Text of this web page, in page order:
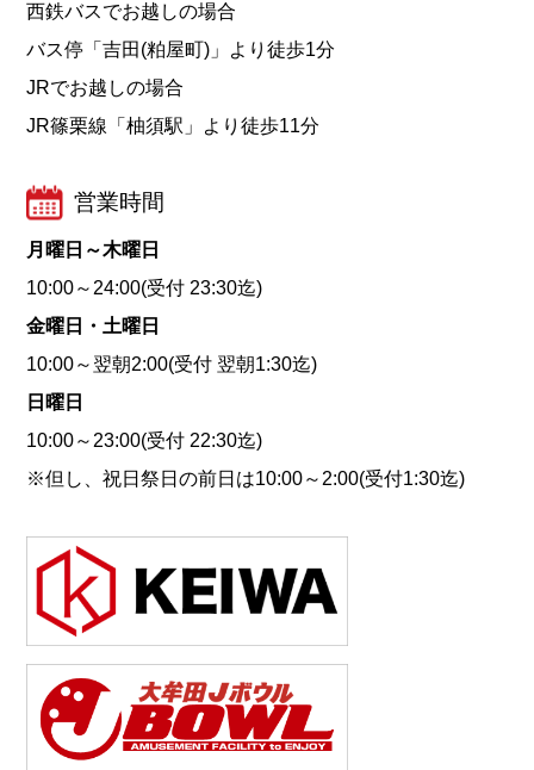
西鉄バスでお越しの場合
バス停「吉田(粕屋町)」より徒歩1分
JRでお越しの場合
JR篠栗線「柚須駅」より徒歩11分
営業時間
月曜日～木曜日
10:00～24:00(受付 23:30迄)
金曜日・土曜日
10:00～翌朝2:00(受付 翌朝1:30迄)
日曜日
10:00～23:00(受付 22:30迄)
※但し、祝日祭日の前日は10:00～2:00(受付1:30迄)